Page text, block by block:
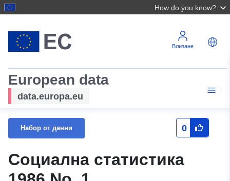
How do you know?
Влизане
European data
data.europa.eu
Набор от данни 0
Социална статистика